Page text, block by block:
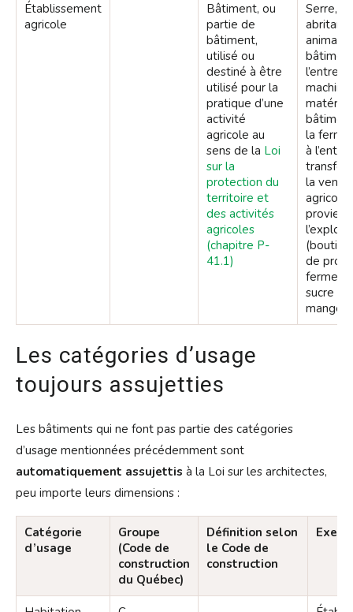
Établissement
agricole
Bâtiment, ou
partie de
bâtiment,
utilisé ou
destiné à être
utilisé pour la
pratique d’une
activité
agricole au
sens de la Loi
sur la
protection du
territoire et
des activités
agricoles
(chapitre P-
41.1)
Serre,
abritant
animaux,
matériel
la
à
la vente
de
ferme,
sucre
manger,
Les catégories d’usage
toujours assujetties
Les bâtiments qui ne font pas partie des catégories
d’usage mentionnées précédemment sont
automatiquement assujettis à la Loi sur les architectes,
peu importe leurs dimensions :
Catégorie
d’usage
Groupe
(Code de
construction
du Québec)
Définition selon
le Code de
construction